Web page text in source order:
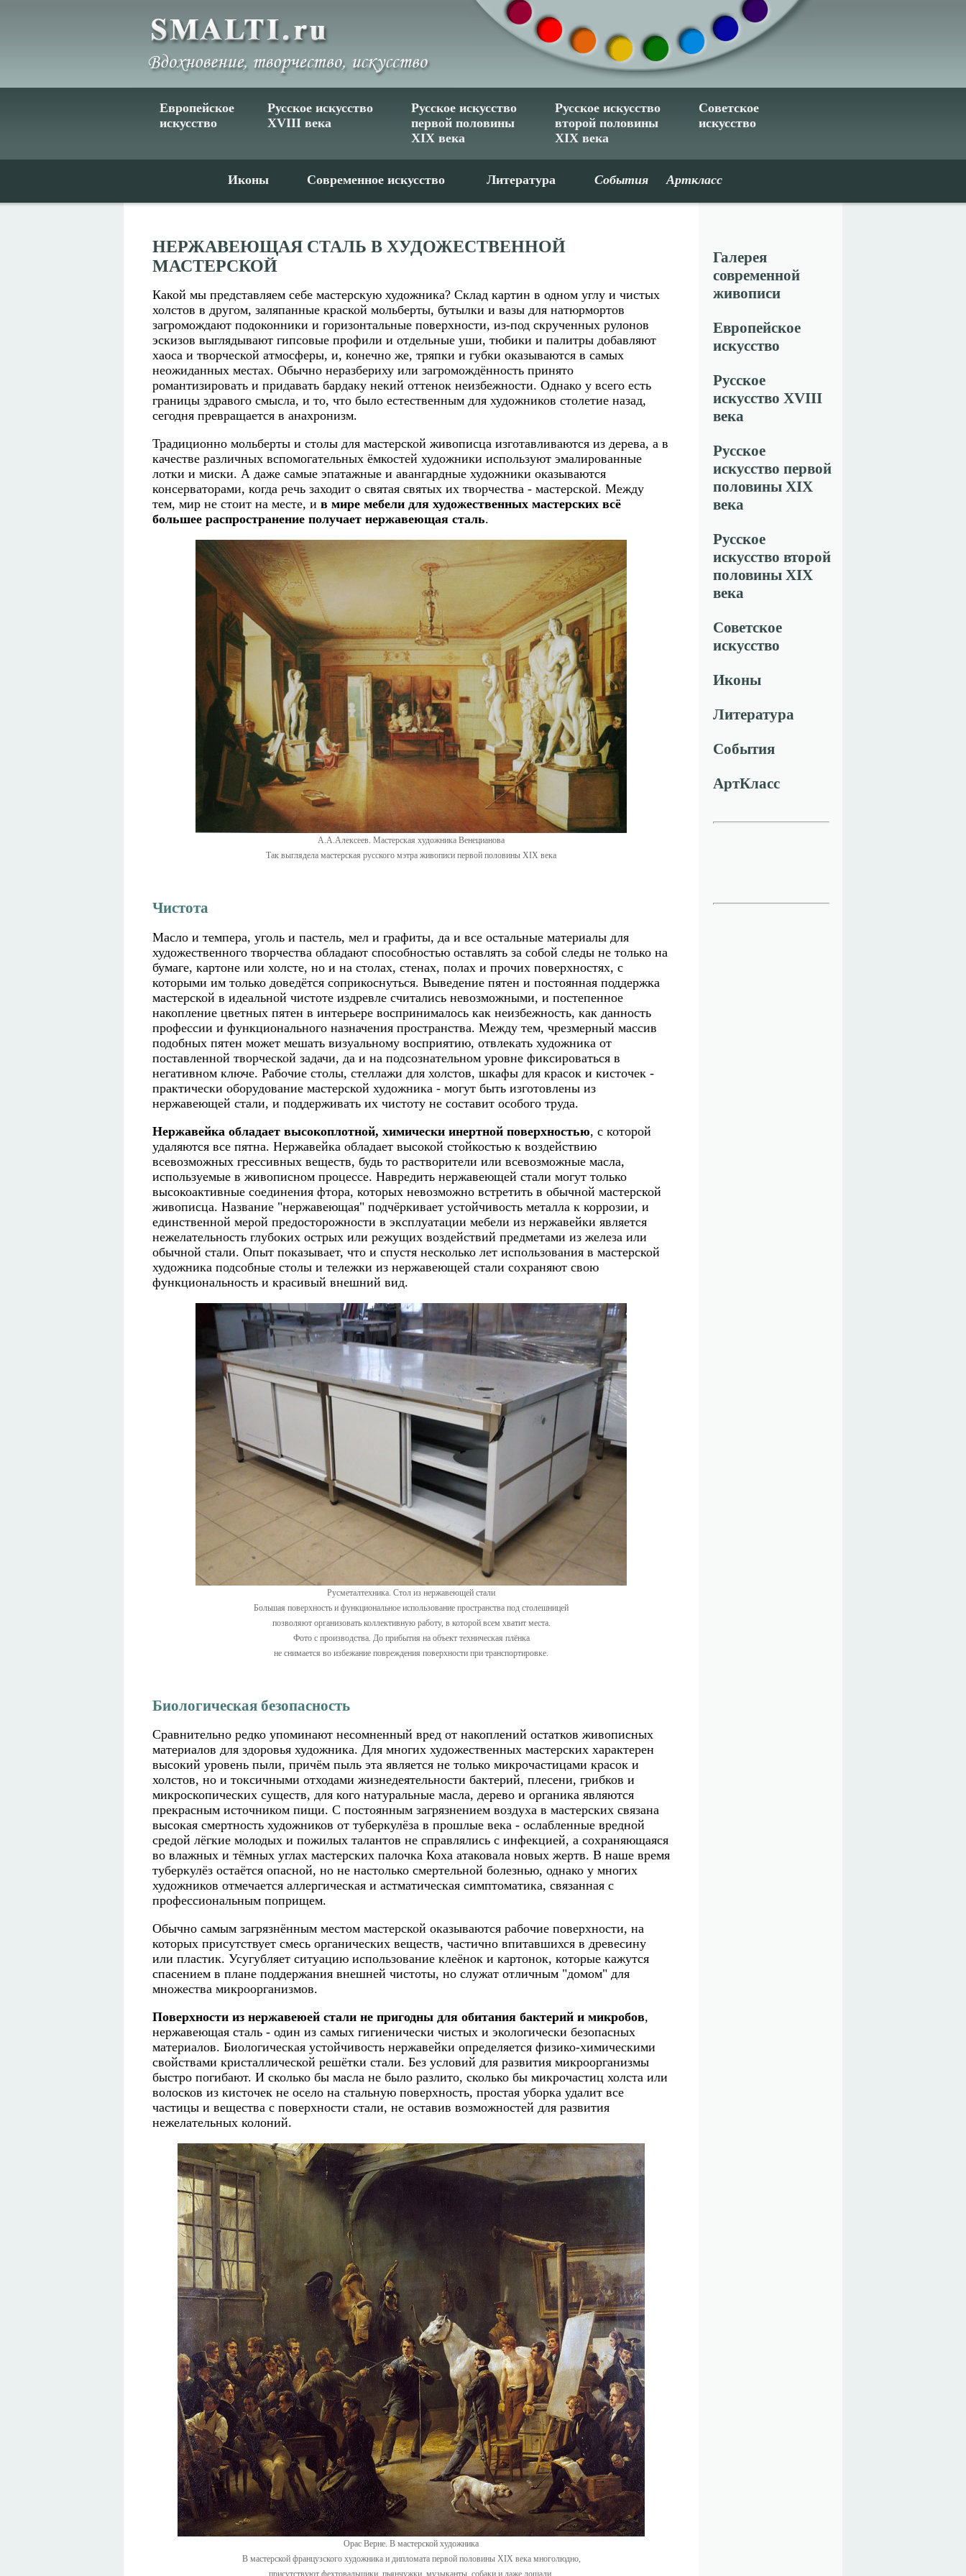
Европейское
искусство
Русское искусство
XVIII века
Русское искусство
первой половины
XIX века
Русское искусство
второй половины
XIX века
Советское
искусство
Иконы Современное искусство Литература События Арткласс
НЕРЖАВЕЮЩАЯ СТАЛЬ В ХУДОЖЕСТВЕННОЙ
МАСТЕРСКОЙ
Какой мы представляем себе мастерскую художника? Склад картин в одном углу и чистых
холстов в другом, заляпанные краской мольберты, бутылки и вазы для натюрмортов
загромождают подоконники и горизонтальные поверхности, из-под скрученных рулонов
эскизов выглядывают гипсовые профили и отдельные уши, тюбики и палитры добавляют
хаоса и творческой атмосферы, и, конечно же, тряпки и губки оказываются в самых
неожиданных местах. Обычно неразбериху или загромождённость принято
романтизировать и придавать бардаку некий оттенок неизбежности. Однако у всего есть
границы здравого смысла, и то, что было естественным для художников столетие назад,
сегодня превращается в анахронизм.
Традиционно мольберты и столы для мастерской живописца изготавливаются из дерева, а в
качестве различных вспомогательных ёмкостей художники используют эмалированные
лотки и миски. А даже самые эпатажные и авангардные художники оказываются
консерваторами, когда речь заходит о святая святых их творчества - мастерской. Между
тем, мир не стоит на месте, и в мире мебели для художественных мастерских всё
большее распространение получает нержавеющая сталь.
А.А.Алексеев. Мастерская художника Венецианова
Так выглядела мастерская русского мэтра живописи первой половины XIX века
Чистота
Масло и темпера, уголь и пастель, мел и графиты, да и все остальные материалы для
художественного творчества обладают способностью оставлять за собой следы не только на
бумаге, картоне или холсте, но и на столах, стенах, полах и прочих поверхностях, с
которыми им только доведётся соприкоснуться. Выведение пятен и постоянная поддержка
мастерской в идеальной чистоте издревле считались невозможными, и постепенное
накопление цветных пятен в интерьере воспринималось как неизбежность, как данность
профессии и функционального назначения пространства. Между тем, чрезмерный массив
подобных пятен может мешать визуальному восприятию, отвлекать художника от
поставленной творческой задачи, да и на подсознательном уровне фиксироваться в
негативном ключе. Рабочие столы, стеллажи для холстов, шкафы для красок и кисточек -
практически оборудование мастерской художника - могут быть изготовлены из
нержавеющей стали, и поддерживать их чистоту не составит особого труда.
Нержавейка обладает высокоплотной, химически инертной поверхностью, с которой
удаляются все пятна. Нержавейка обладает высокой стойкостью к воздействию
всевозможных грессивных веществ, будь то растворители или всевозможные масла,
используемые в живописном процессе. Навредить нержавеющей стали могут только
высокоактивные соединения фтора, которых невозможно встретить в обычной мастерской
живописца. Название "нержавеющая" подчёркивает устойчивость металла к коррозии, и
единственной мерой предосторожности в эксплуатации мебели из нержавейки является
нежелательность глубоких острых или режущих воздействий предметами из железа или
обычной стали. Опыт показывает, что и спустя несколько лет использования в мастерской
художника подсобные столы и тележки из нержавеющей стали сохраняют свою
функциональность и красивый внешний вид.
Русметалтехника. Стол из нержавеющей стали
Большая поверхность и функциональное использование пространства под столешницей
позволяют организовать коллективную работу, в которой всем хватит места.
Фото с производства. До прибытия на объект техническая плёнка
не снимается во избежание повреждения поверхности при транспортировке.
Биологическая безопасность
Сравнительно редко упоминают несомненный вред от накоплений остатков живописных
материалов для здоровья художника. Для многих художественных мастерских характерен
высокий уровень пыли, причём пыль эта является не только микрочастицами красок и
холстов, но и токсичными отходами жизнедеятельности бактерий, плесени, грибков и
микроскопических существ, для кого натуральные масла, дерево и органика являются
прекрасным источником пищи. С постоянным загрязнением воздуха в мастерских связана
высокая смертность художников от туберкулёза в прошлые века - ослабленные вредной
средой лёгкие молодых и пожилых талантов не справлялись с инфекцией, а сохраняющаяся
во влажных и тёмных углах мастерских палочка Коха атаковала новых жертв. В наше время
туберкулёз остаётся опасной, но не настолько смертельной болезнью, однако у многих
художников отмечается аллергическая и астматическая симптоматика, связанная с
профессиональным поприщем.
Обычно самым загрязнённым местом мастерской оказываются рабочие поверхности, на
которых присутствует смесь органических веществ, частично впитавшихся в древесину
или пластик. Усугубляет ситуацию использование клеёнок и картонок, которые кажутся
спасением в плане поддержания внешней чистоты, но служат отличным "домом" для
множества микроорганизмов.
Поверхности из нержавеюей стали не пригодны для обитания бактерий и микробов,
нержавеющая сталь - один из самых гигиенически чистых и экологически безопасных
материалов. Биологическая устойчивость нержавейки определяется физико-химическими
свойствами кристаллической решётки стали. Без условий для развития микроорганизмы
быстро погибают. И сколько бы масла не было разлито, сколько бы микрочастиц холста или
волосков из кисточек не осело на стальную поверхность, простая уборка удалит все
частицы и вещества с поверхности стали, не оставив возможностей для развития
нежелательных колоний.
Орас Верне. В мастерской художника
В мастерской французского художника и дипломата первой половины XIX века многолюдно,
присутствуют фехтовальщики, пьянчужки, музыканты, собаки и даже лошади.
Галерея
современной
живописи
Европейское
искусство
Русское
искусство XVIII
века
Русское
искусство первой
половины XIX
века
Русское
искусство второй
половины XIX
века
Советское
искусство
Иконы
Литература
События
АртКласс